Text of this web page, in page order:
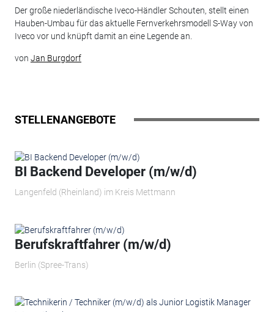
Der große niederländische Iveco-Händler Schouten, stellt einen
Hauben-Umbau für das aktuelle Fernverkehrsmodell S-Way von
Iveco vor und knüpft damit an eine Legende an.
von Jan Burgdorf
STELLENANGEBOTE
BI Backend Developer (m/w/d)
Langenfeld (Rheinland) im Kreis Mettmann
Berufskraftfahrer (m/w/d)
Berlin (Spree-Trans)